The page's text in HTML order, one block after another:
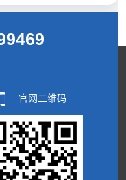
官网二维码